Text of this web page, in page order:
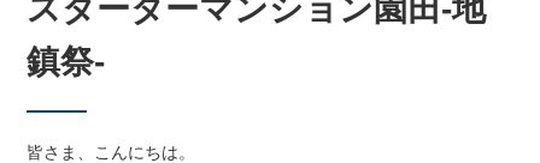
スターターマンション園田-地
鎮祭-
皆さま、こんにちは。